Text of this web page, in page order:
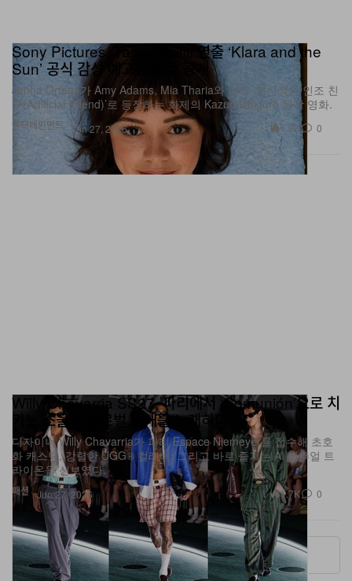
엔터테인먼트
Sony Pictures, Taika Waititi 연출 ‘Klara and the
Sun’ 공식 감성 예고편 전격 공개
Jenna Ortega가 Amy Adams, Mia Tharia와 함께 ‘헌신적인 인조 친
구(Artificial Friend)’로 등장하는 화제의 Kazuo Ishiguro 원작 영화.
Jun 27, 2026 1.9K 0
패션
Willy Chavarria SS27, 파리에서 ‘Comunión’으로 치
카노 소울과 글로벌 연대를 노래하다
디자이너 Willy Chavarria가 파리 Espace Niemeyer를 접수해 초호
화 캐스팅, 강렬한 UGG® 컬래버, 그리고 바로 즐기는 AI 버추얼 트
라이온을 선보였다.
Jun 27, 2026 1.7K 0
More ▾